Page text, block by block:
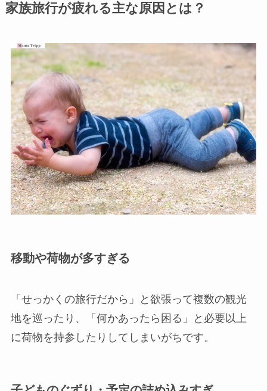
家族旅行が疲れる主な原因とは？
移動や荷物が多すぎる
「せっかくの旅行だから」と欲張って複数の観光
地を巡ったり、「何かあったら困る」と必要以上
に荷物を持参したりしてしまいがちです。